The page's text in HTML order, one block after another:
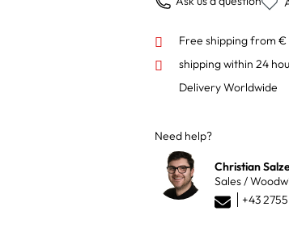
Free shipping from €
shipping within 24
Delivery Worldwide
Need help?
Christian
Sales /
+43